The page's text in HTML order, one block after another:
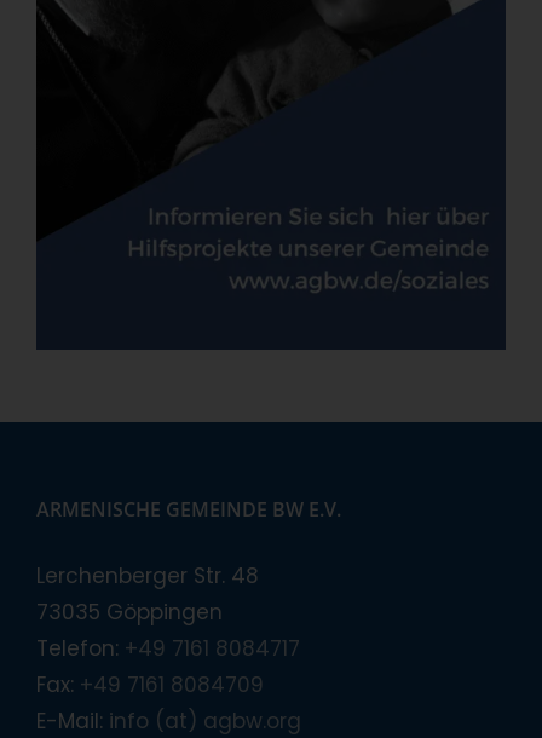
ARMENISCHE GEMEINDE BW E.V.
Lerchenberger Str. 48
73035 Göppingen
Telefon: +49 7161 8084717
Fax: +49 7161 8084709
E-Mail: info (at) agbw.org